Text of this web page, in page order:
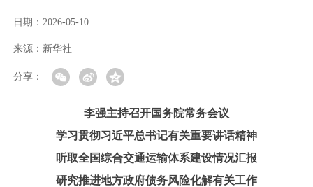
日期： 2026-05-10
来源： 新华社
分享：
李强主持召开国务院常务会议
学习贯彻习近平总书记有关重要讲话精神
听取全国综合交通运输体系建设情况汇报
研究推进地方政府债务风险化解有关工作